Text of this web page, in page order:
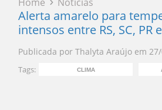
Alerta amarelo para
intensos entre RS, SC, PR
Publicada por Thalyta Araújo em
Tags: CLIMA